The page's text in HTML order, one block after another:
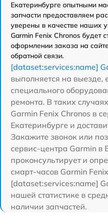
Екатеринбурге опытными
запчасти предоставляем
уверены в качестве наших
Garmin Fenix Chronos будет
оформлении заказа на
обратной связи.
[dataset:services:name]
выполняется на выезде,
специального
ремонта. В таких
Garmin Fenix Chronos в
Екатеринбурге и
Закажите звонок или
сервис-центра Garmin в
проконсультирует и
смарт-часов Garmin
[dataset:services:name]
нашей статистике в
наличии запчастей.